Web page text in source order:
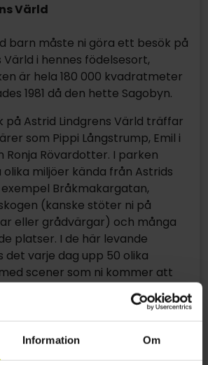
Information Om
Värld
barn måste ni göra ett besök på
Värld i hennes födelsesort,
är hela 180 000 kvadratmeter
1981 då den hette Sagobyn.
på Astrid Lindgrens Värld träffar
som Pippi Långstrump, Emil i
Ronja Rövardotter. I parken
miljöer kända från Astrids
exempel Bråkmakargatan,
(kanske stöter ni på
eller grådvärgar) och många
platser. I de här levande
det varje dag upp 50 olika
scener som ni kommer att
böckerna. Som åskådare
nära händelserna och hamnar
mitt i. Hela parken välkomnar
under vandringen genom den är
att stöta på några av de kända